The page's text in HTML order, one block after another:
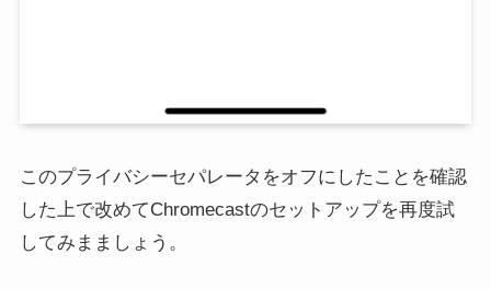
このプライバシーセパレータをオフにしたことを確認
した上で改めてChromecastのセットアップを再度試
してみまましょう。